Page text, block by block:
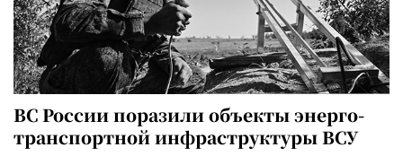
ВС России поразили объекты энерго-
транспортной инфраструктуры ВСУ